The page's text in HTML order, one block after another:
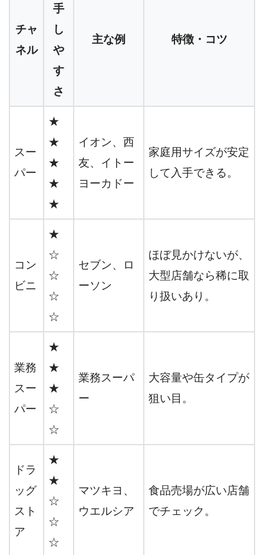
チャ
ネル
手
し
や
す
さ
主な例 特徴・コツ
スー
パー
★
★
★
★
★
イオン、西
友、イトー
ヨーカドー
家庭用サイズが安定
して入手できる。
コン
ビニ
★
☆
☆
☆
☆
セブン、ロ
ーソン
ほぼ見かけないが、
大型店舗なら稀に取
り扱いあり。
業務
スー
パー
★
★
★
☆
☆
業務スーパ
ー
大容量や缶タイプが
狙い目。
ドラ
ッグ
スト
ア
★
★
☆
☆
☆
マツキヨ、
ウエルシア
食品売場が広い店舗
でチェック。